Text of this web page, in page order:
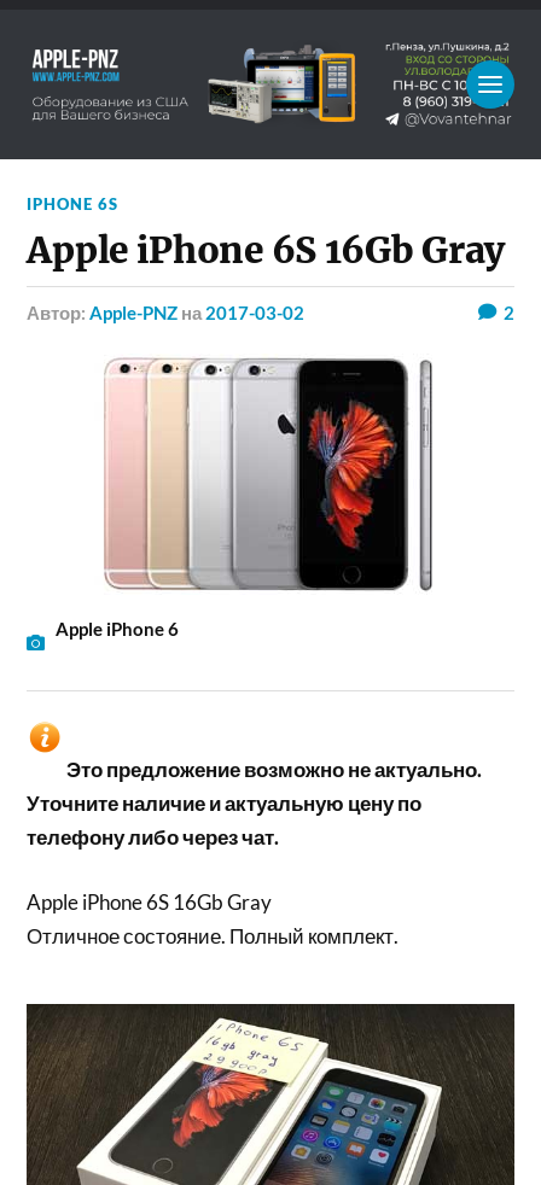
IPHONE 6S
Apple iPhone 6S 16Gb Gray
Автор:Apple-PNZ на 2017-03-02 2
Apple iPhone 6
Это предложение возможно не актуально.
Уточните наличие и актуальную цену по
телефону либо через чат.
Apple iPhone 6S 16Gb Gray
Отличное состояние. Полный комплект.